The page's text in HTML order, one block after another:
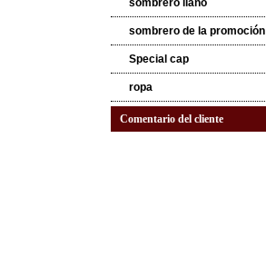
sombrero de la promoción
Special cap
ropa
Comentario del cliente